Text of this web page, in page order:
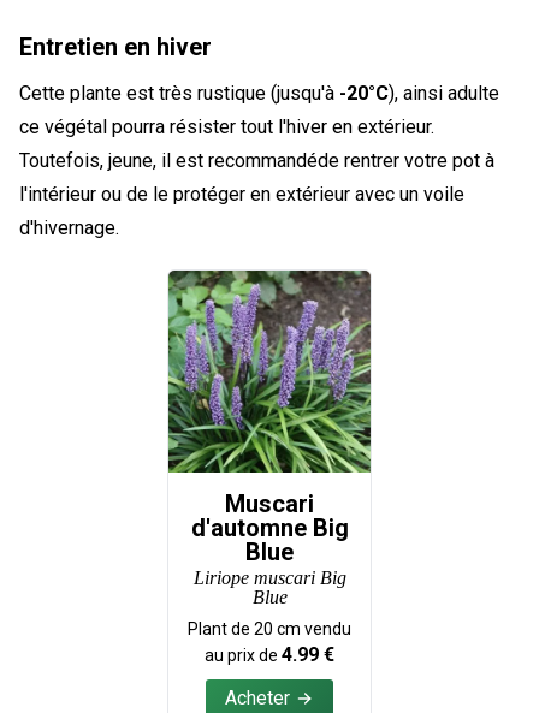
Entretien en hiver
Cette plante est très rustique (jusqu'à -20°C), ainsi adulte
ce végétal pourra résister tout l'hiver en extérieur.
Toutefois, jeune, il est recommandéde rentrer votre pot à
l'intérieur ou de le protéger en extérieur avec un voile
d'hivernage.
Muscari
d'automne Big
Blue
Liriope muscari Big
Blue
Plant de 20 cm vendu
au prix de 4.99 €
Acheter